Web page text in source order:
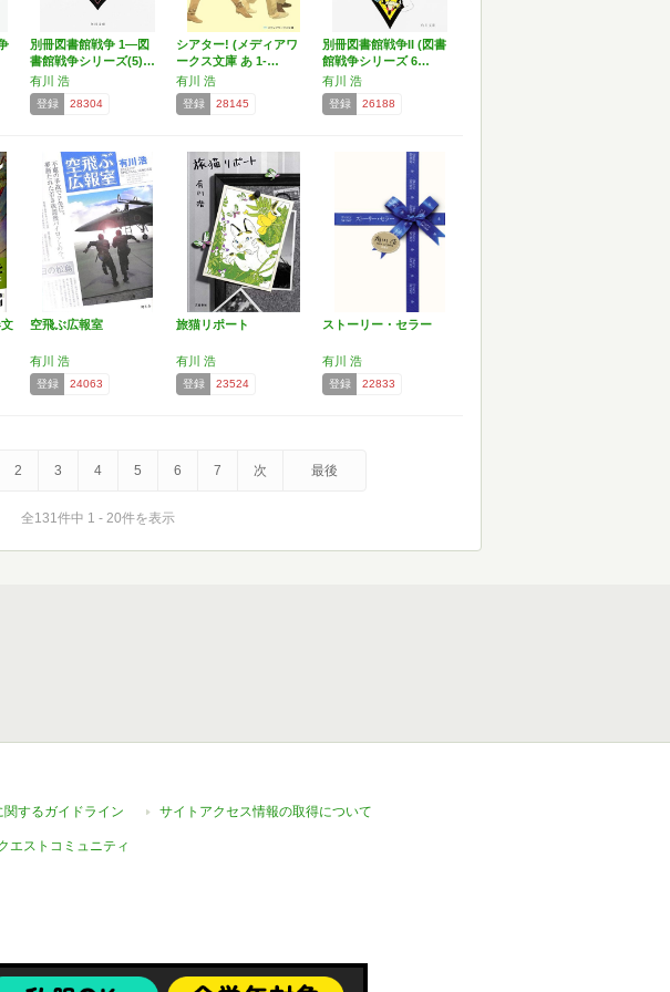
別冊図書館戦争 1―図
書館戦争シリーズ(5)…
有川 浩
登録 28304
シアター! (メディアワ
ークス文庫 あ 1-…
有川 浩
登録 28145
別冊図書館戦争II (図書
館戦争シリーズ 6…
有川 浩
登録 26188
空飛ぶ広報室
有川 浩
登録 24063
旅猫リポート
有川 浩
登録 23524
ストーリー・セラー
有川 浩
登録 22833
2 3 4 5 6 7 次 最後
全131件中 1 - 20件を表示
するガイドライン サイトアクセス情報の取得について
エストコミュニティ